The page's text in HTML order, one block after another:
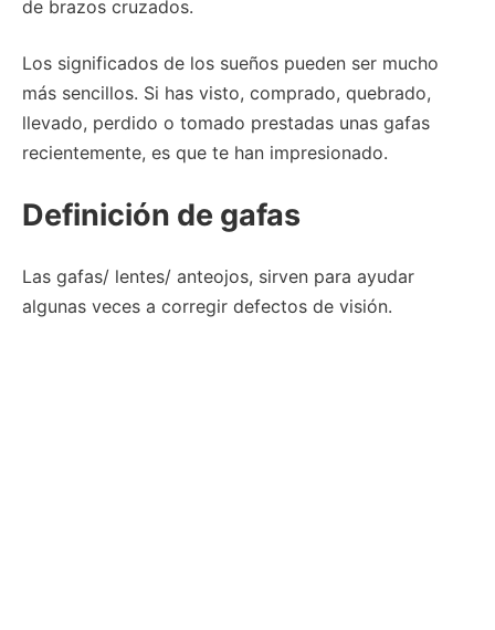
de brazos cruzados.
Los significados de los sueños pueden ser mucho
más sencillos. Si has visto, comprado, quebrado,
llevado, perdido o tomado prestadas unas gafas
recientemente, es que te han impresionado.
Definición de gafas
Las gafas/ lentes/ anteojos, sirven para ayudar
algunas veces a corregir defectos de visión.